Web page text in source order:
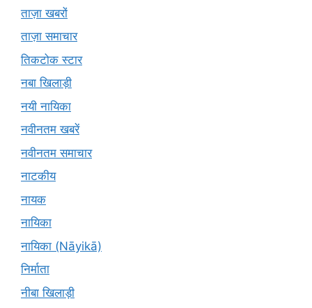
ताज़ा खबरों
ताज़ा समाचार
तिकटोक स्टार
नबा खिलाड़ी
नयी नायिका
नवीनतम खबरें
नवीनतम समाचार
नाटकीय
नायक
नायिका
नायिका (Nāyikā)
निर्माता
नीबा खिलाड़ी